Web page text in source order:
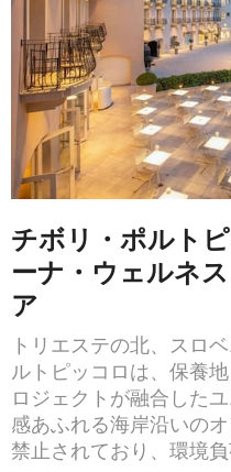
チボリ・ポルト
ーナ・ウェルネ
ア
トリエステの北、スロ
ルトピッコロは、保養
ロジェクトが融合した
感あふれる海岸沿いの
禁止されており、環境負